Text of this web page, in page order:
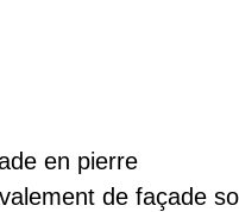
en pierre
de façade